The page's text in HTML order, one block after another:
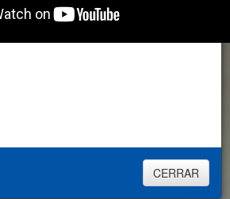
CERRAR
EN